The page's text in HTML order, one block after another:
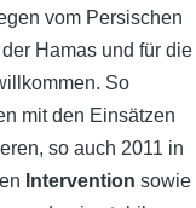
vom Persischen
Hamas und für die
So
mit den Einsätzen
so auch 2011 in
Intervention sowie